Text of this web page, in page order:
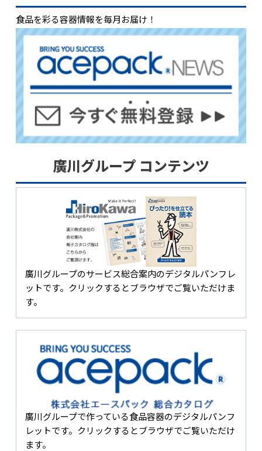
食品を彩る容器情報を毎月お届け！
廣川グループ コンテンツ
廣川グループのサービス総合案内のデジタルパンフレ
ットです。クリックするとブラウザでご覧いただけま
す。
廣川グループで作っている食品容器のデジタルパンフ
レットです。クリックするとブラウザでご覧いただけ
ます。